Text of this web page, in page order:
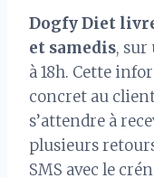
Dogfy Diet
et samedis, sur
à 18h. Cette
concret au
s’attendre à
plusieurs
SMS avec le